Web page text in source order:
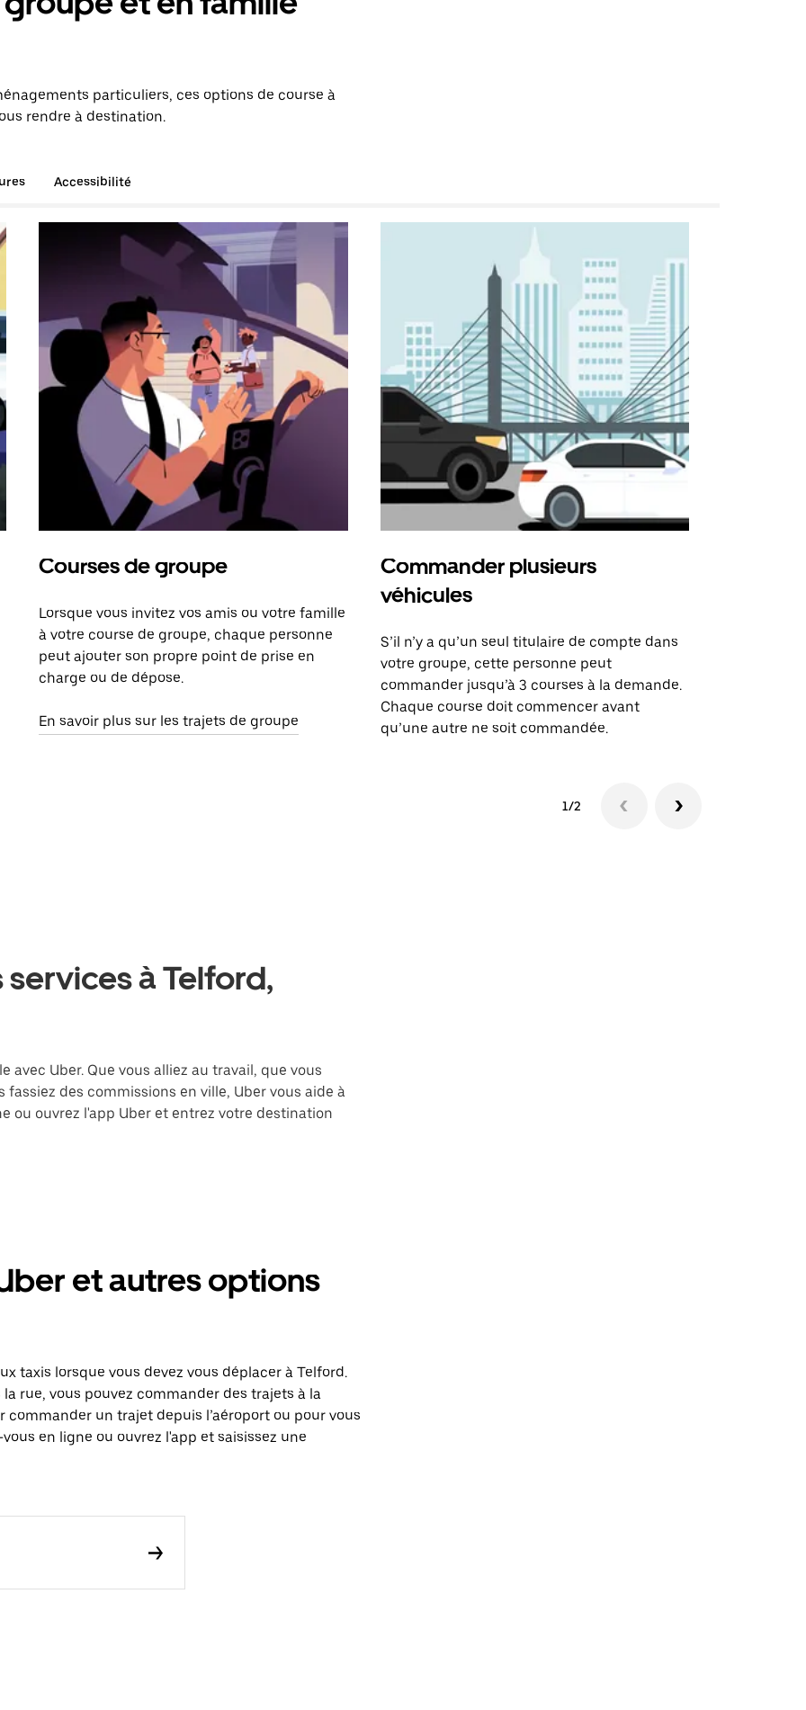
particuliers, ces options de course à
rendre à destination.
Accessibilité
Courses de groupe
Lorsque vous invitez vos amis ou votre famille
à votre course de groupe, chaque personne
peut ajouter son propre point de prise en
charge ou de dépose.
En savoir plus sur les trajets de groupe
Commander plusieurs
véhicules
S’il n’y a qu’un seul titulaire de compte dans
votre groupe, cette personne peut
commander jusqu’à 3 courses à la demande.
Chaque course doit commencer avant
qu’une autre ne soit commandée.
1/2
à Telford,
Uber. Que vous alliez au travail, que vous
des commissions en ville, Uber vous aide à
ou ouvrez l'app Uber et entrez votre destination
et autres options
taxis lorsque vous devez vous déplacer à Telford.
rue, vous pouvez commander des trajets à la
commander un trajet depuis l’aéroport ou pour vous
en ligne ou ouvrez l'app et saisissez une